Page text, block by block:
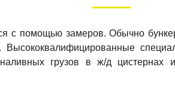
с помощью замеров. Обычно
грузов в ж/д цистернах